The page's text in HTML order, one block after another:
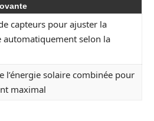
capteurs pour ajuster la
automatiquement selon la
l’énergie solaire combinée pour
maximal